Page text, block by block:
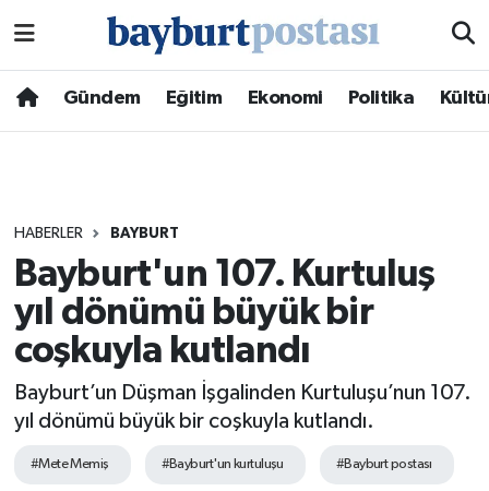
Gündem Eğitim Ekonomi Politika
HABERLER BAYBURT
Bayburt'un 107. Kurtuluş
yıl dönümü büyük bir
coşkuyla kutlandı
Bayburt’un Düşman İşgalinden Kurtuluşu’nun 107.
yıl dönümü büyük bir coşkuyla kutlandı.
#Mete Memiş #Bayburt'un kurtuluşu #Bayburt postası
Hava Durumu
Süper Lig Puan Durumu ve Fikstür
Tüm Manşetler
Son Dakika Haberleri
Haber Arşivi